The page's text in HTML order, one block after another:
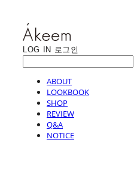
LOG IN 로그인
ABOUT
LOOKBOOK
SHOP
REVIEW
Q&A
NOTICE